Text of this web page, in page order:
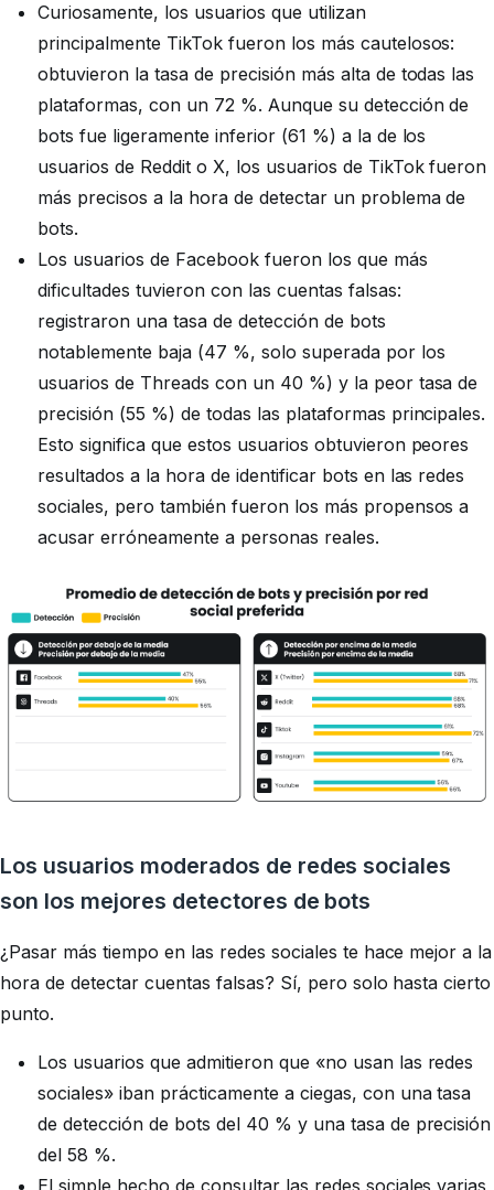
Curiosamente, los usuarios que utilizan
principalmente TikTok fueron los más cautelosos:
obtuvieron la tasa de precisión más alta de todas las
plataformas, con un 72 %. Aunque su detección de
bots fue ligeramente inferior (61 %) a la de los
usuarios de Reddit o X, los usuarios de TikTok fueron
más precisos a la hora de detectar un problema de
bots.
Los usuarios de Facebook fueron los que más
dificultades tuvieron con las cuentas falsas:
registraron una tasa de detección de bots
notablemente baja (47 %, solo superada por los
usuarios de Threads con un 40 %) y la peor tasa de
precisión (55 %) de todas las plataformas principales.
Esto significa que estos usuarios obtuvieron peores
resultados a la hora de identificar bots en las redes
sociales, pero también fueron los más propensos a
acusar erróneamente a personas reales.
Los usuarios moderados de redes sociales
son los mejores detectores de bots
¿Pasar más tiempo en las redes sociales te hace mejor a la
hora de detectar cuentas falsas? Sí, pero solo hasta cierto
punto.
Los usuarios que admitieron que «no usan las redes
sociales» iban prácticamente a ciegas, con una tasa
de detección de bots del 40 % y una tasa de precisión
del 58 %.
El simple hecho de consultar las redes sociales varias